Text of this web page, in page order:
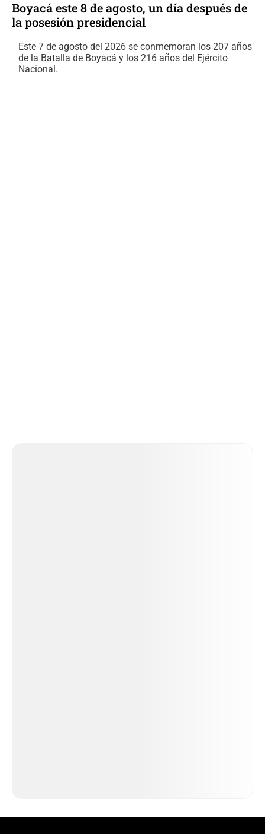
Boyacá este 8 de agosto, un día después de
la posesión presidencial
Este 7 de agosto del 2026 se conmemoran los 207 años
de la Batalla de Boyacá y los 216 años del Ejército
Nacional.